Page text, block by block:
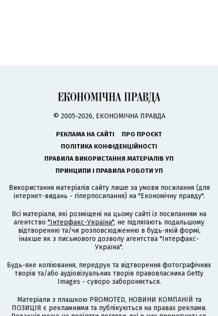
© 2005-2026, ЕКОНОМІЧНА ПРАВДА
РЕКЛАМА НА САЙТІ
ПРО ПРОЄКТ
ПОЛІТИКА КОНФІДЕНЦІЙНОСТІ
ПРАВИЛА ВИКОРИСТАННЯ МАТЕРІАЛІВ УП
ПРИНЦИПИ І ПРАВИЛА РОБОТИ УП
Використання матеріалів сайту лише за умови посилання (для
інтернет-видань - гіперпосилання) на "Економічну правду".
Всі матеріали, які розміщені на цьому сайті із посиланням на
агентство "Інтерфакс-Україна", не підлягають подальшому
відтворенню та/чи розповсюдженню в будь-якій формі,
інакше як з письмового дозволу агентства "Інтерфакс-
Україна".
Будь-яке копіювання, передрук та відтворення фотографічних
творів та/або аудіовізуальних творів правовласника Getty
Images - суворо забороняється.
Матеріали з плашкою PROMOTED, НОВИНИ КОМПАНІЙ та
ПОЗИЦІЯ є рекламними та публікуються на правах реклами.